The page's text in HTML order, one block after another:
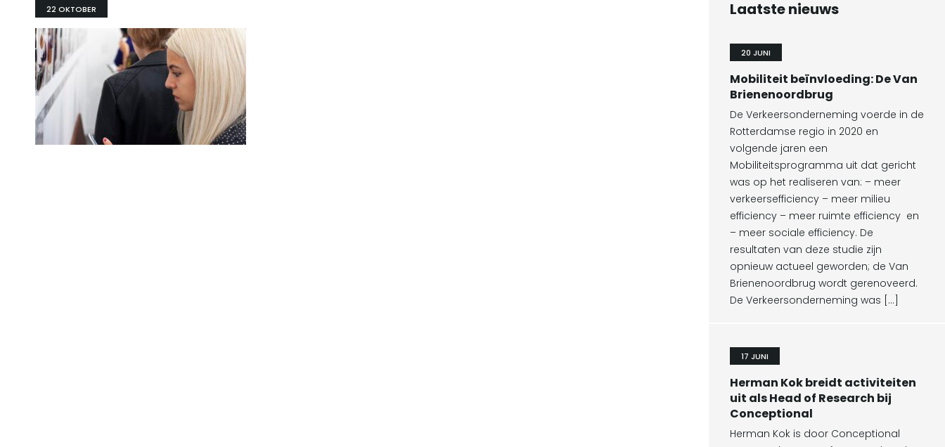
22 OKTOBER Laatste nieuws
20 JUNI
Mobiliteit beïnvloeding: De Van
Brienenoordbrug
De Verkeersonderneming voerde in de
Rotterdamse regio in 2020 en
volgende jaren een
Mobiliteitsprogramma uit dat gericht
was op het realiseren van: – meer
verkeersefficiency – meer milieu
efficiency – meer ruimte efficiency en
– meer sociale efficiency. De
resultaten van deze studie zijn
opnieuw actueel geworden; de Van
Brienenoordbrug wordt gerenoveerd.
De Verkeersonderneming was […]
17 JUNI
Herman Kok breidt activiteiten
uit als Head of Research bij
Conceptional
Herman Kok is door Conceptional